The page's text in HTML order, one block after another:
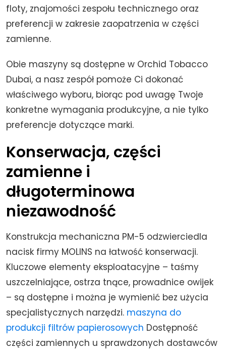
floty, znajomości zespołu technicznego oraz
preferencji w zakresie zaopatrzenia w części
zamienne.
Obie maszyny są dostępne w Orchid Tobacco
Dubai, a nasz zespół pomoże Ci dokonać
właściwego wyboru, biorąc pod uwagę Twoje
konkretne wymagania produkcyjne, a nie tylko
preferencje dotyczące marki.
Konserwacja, części
zamienne i
długoterminowa
niezawodność
Konstrukcja mechaniczna PM-5 odzwierciedla
nacisk firmy MOLINS na łatwość konserwacji.
Kluczowe elementy eksploatacyjne – taśmy
uszczelniające, ostrza tnące, prowadnice owijek
– są dostępne i można je wymienić bez użycia
specjalistycznych narzędzi. maszyna do
produkcji filtrów papierosowych Dostępność
części zamiennych u sprawdzonych dostawców